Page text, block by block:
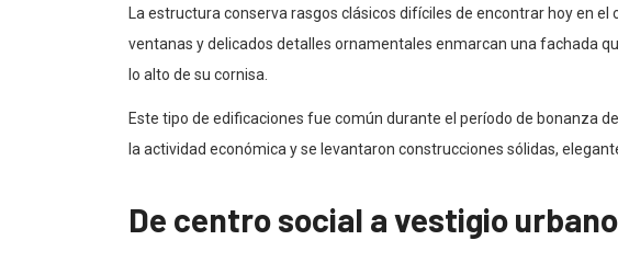
La estructura conserva rasgos clásicos difíciles de encontrar hoy en el
ventanas y delicados detalles ornamentales enmarcan una fachada
lo alto de su cornisa.
Este tipo de edificaciones fue común durante el período de bonanza
la actividad económica y se levantaron construcciones sólidas,
De centro social a vestigio urbano